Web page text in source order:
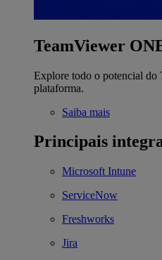
TeamViewer
Explore todo o potencial do
plataforma.
Saiba mais
Principais
Microsoft Intune
ServiceNow
Freshworks
Jira